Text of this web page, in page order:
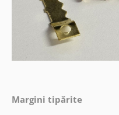
Margini tipărite